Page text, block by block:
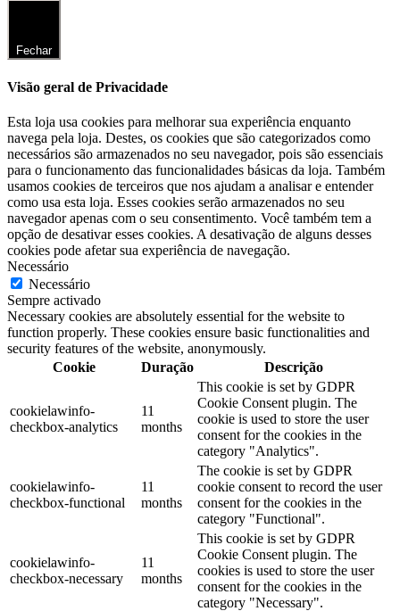
Fechar
Visão geral de Privacidade
Esta loja usa cookies para melhorar sua experiência enquanto
navega pela loja. Destes, os cookies que são categorizados como
necessários são armazenados no seu navegador, pois são essenciais
para o funcionamento das funcionalidades básicas da loja. Também
usamos cookies de terceiros que nos ajudam a analisar e entender
como usa esta loja. Esses cookies serão armazenados no seu
navegador apenas com o seu consentimento. Você também tem a
opção de desativar esses cookies. A desativação de alguns desses
cookies pode afetar sua experiência de navegação.
Necessário
Necessário
Sempre activado
Necessary cookies are absolutely essential for the website to
function properly. These cookies ensure basic functionalities and
security features of the website, anonymously.
Cookie
Duração Descrição
cookielawinfo-
checkbox-analytics
11
months
This cookie is set by GDPR
Cookie Consent plugin. The
cookie is used to store the user
consent for the cookies in the
category "Analytics".
cookielawinfo-
checkbox-functional
11
months
The cookie is set by GDPR
cookie consent to record the user
consent for the cookies in the
category "Functional".
cookielawinfo-
checkbox-necessary
11
months
This cookie is set by GDPR
Cookie Consent plugin. The
cookies is used to store the user
consent for the cookies in the
category "Necessary".